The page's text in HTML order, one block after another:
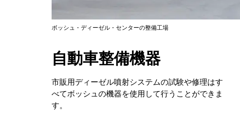
ボッシュ・ディーゼル・センターの整備工場
自動車整備機器
市販用ディーゼル噴射システムの試験や修理はす
べてボッシュの機器を使用して行うことができま
す。